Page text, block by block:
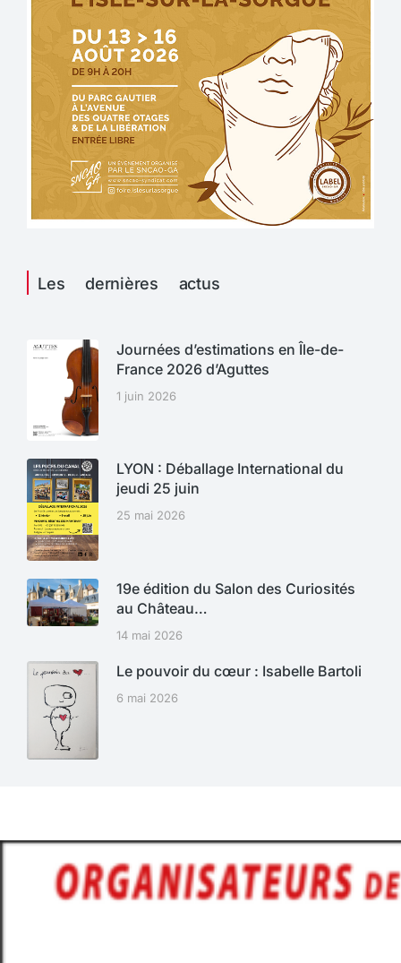
Les dernières actus
Journées d’estimations en Île-de-
France 2026 d’Aguttes
1 juin 2026
LYON : Déballage International du
jeudi 25 juin
25 mai 2026
19e édition du Salon des Curiosités
au Château…
14 mai 2026
Le pouvoir du cœur : Isabelle Bartoli
6 mai 2026